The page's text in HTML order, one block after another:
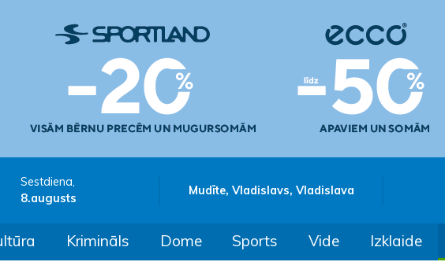
Sestdiena,
8.augusts
Mudīte, Vladislavs, Vladislava
Krimināls Dome Sports Vide Izklaide